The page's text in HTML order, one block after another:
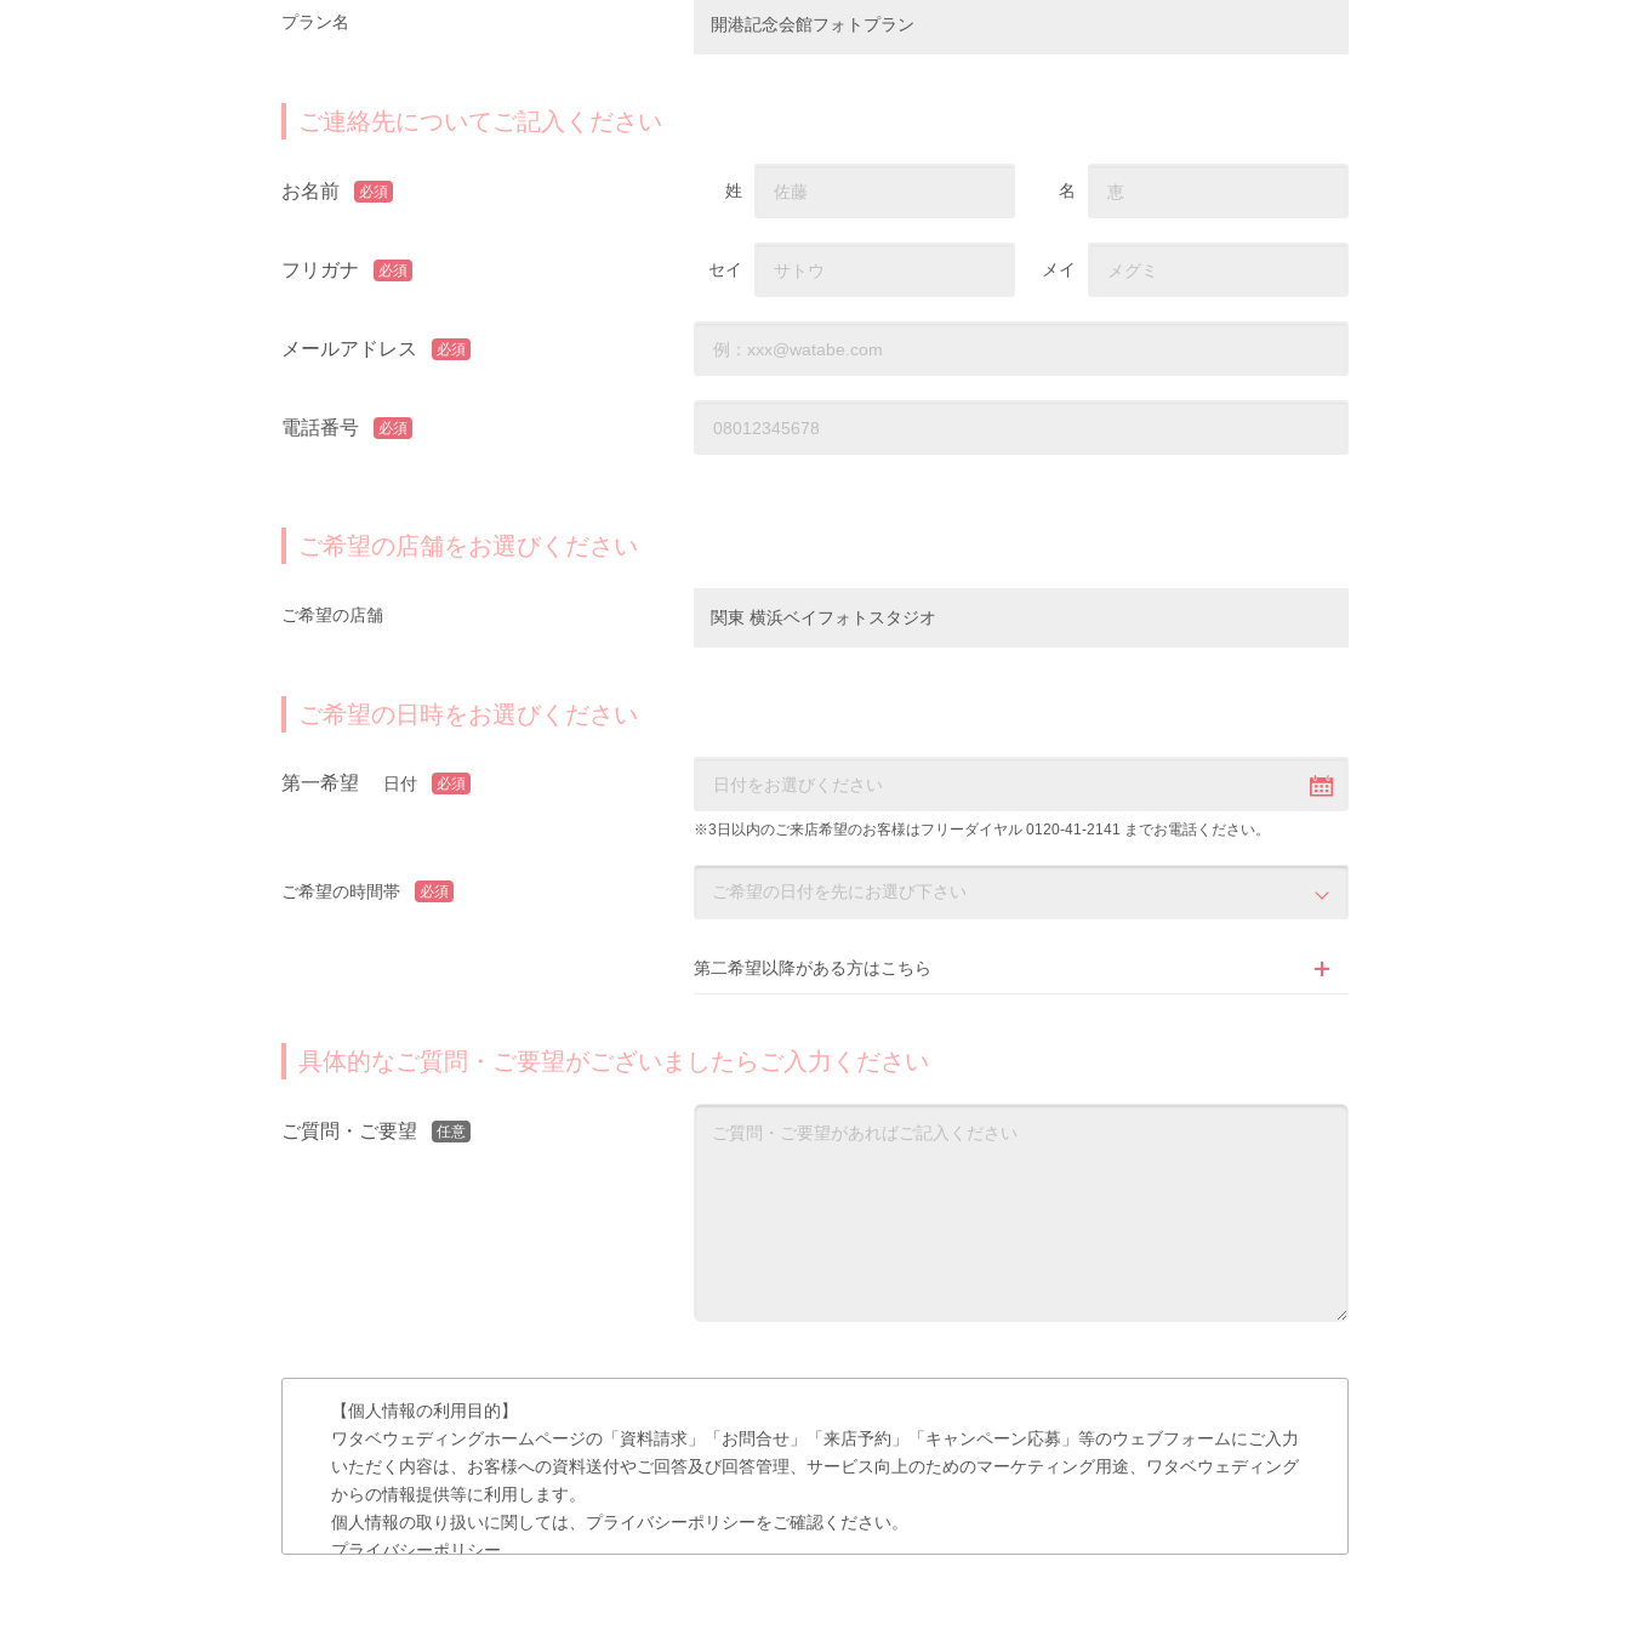
プラン名 開港記念会館フォトプラン
ご連絡先についてご記入ください
お名前 必須 姓 名
フリガナ 必須 セイ メイ
メールアドレス 必須
電話番号 必須
ご希望の店舗をお選びください
ご希望の店舗 関東 横浜ベイフォトスタジオ
ご希望の日時をお選びください
第一希望 日付 必須
※3日以内のご来店希望のお客様はフリーダイヤル 0120-41-2141 までお電話ください。
ご希望の時間帯 必須
第二希望以降がある方はこちら
具体的なご質問・ご要望がございましたらご入力ください
ご質問・ご要望 任意
【個人情報の利用目的】
ワタベウェディングホームページの「資料請求」「お問合せ」「来店予約」「キャンペーン応募」等のウェブフォームにご入力
いただく内容は、お客様への資料送付やご回答及び回答管理、サービス向上のためのマーケティング用途、ワタベウェディング
からの情報提供等に利用します。
個人情報の取り扱いに関しては、プライバシーポリシーをご確認ください。
プライバシーポリシー